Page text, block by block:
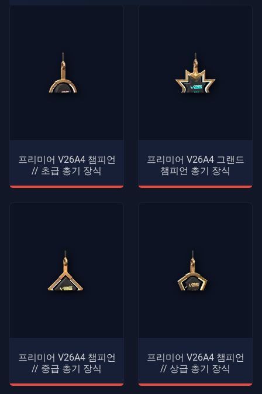
프리미어 V26A4 챔피언
// 초급 총기 장식
프리미어 V26A4 그랜드
챔피언 총기 장식
프리미어 V26A4 챔피언
// 중급 총기 장식
프리미어 V26A4 챔피언
// 상급 총기 장식